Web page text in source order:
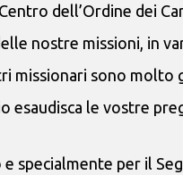
dell’Ordine dei
nostre missioni, in
sono molto
esaudisca le vostre
specialmente per il